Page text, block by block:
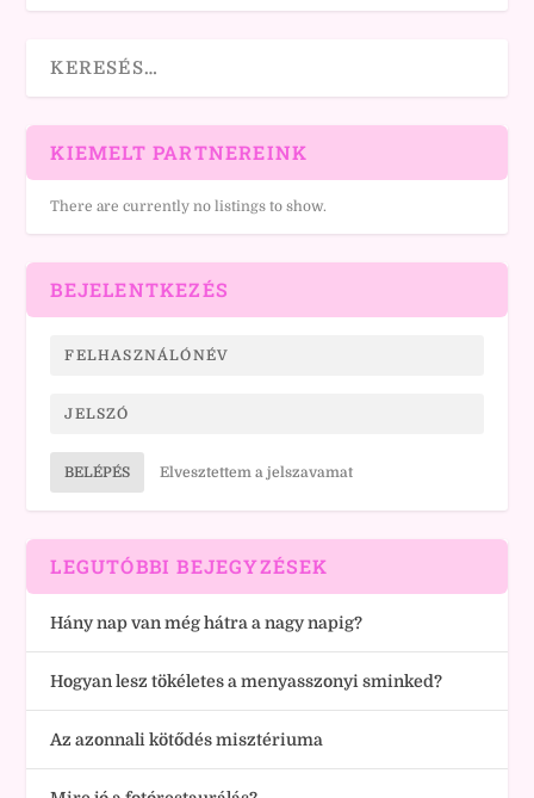
KIEMELT PARTNEREINK
There are currently no listings to show.
BEJELENTKEZÉS
BELÉPÉS Elvesztettem a jelszavamat
LEGUTÓBBI BEJEGYZÉSEK
Hány nap van még hátra a nagy napig?
Hogyan lesz tökéletes a menyasszonyi sminked?
Az azonnali kötődés misztériuma